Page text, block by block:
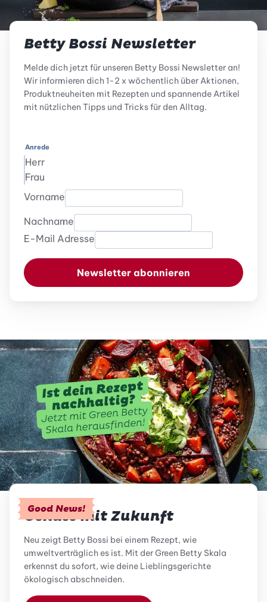
Betty Bossi Newsletter
Melde dich jetzt für unseren Betty Bossi Newsletter an!
Wir informieren dich 1-2 x wöchentlich über Aktionen,
Produktneuheiten mit Rezepten und spannende Artikel
mit nützlichen Tipps und Tricks für den Alltag.
Anrede
Herr
Frau
Vorname
Nachname
E-Mail Adresse
Newsletter abonnieren
Good News!
Genuss mit Zukunft
Neu zeigt Betty Bossi bei einem Rezept, wie
umweltverträglich es ist. Mit der Green Betty Skala
erkennst du sofort, wie deine Lieblingsgerichte
ökologisch abschneiden.